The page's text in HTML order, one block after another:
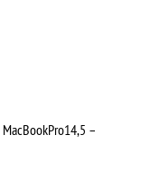
MacBookPro14,5 –